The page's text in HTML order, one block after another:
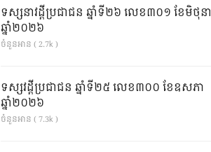
ទស្សនាវដ្ដីប្រជាជន ឆ្នាំទី២៦ លេខ៣០១ ខែមិថុនា
ឆ្នាំ២០២៦
ចំនួនអាន ( 2.7k )
ទស្សវដ្តីប្រជាជន ឆ្នាំទី២៥ លេខ៣០០ ខែឧសភា
ឆ្នាំ២០២៦
ចំនួនអាន ( 7.3k )